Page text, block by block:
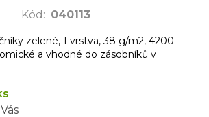
Kód : 040113
zelené, 1 vrstva, 38 g/m2, 4200
a vhodné do zásobníků v